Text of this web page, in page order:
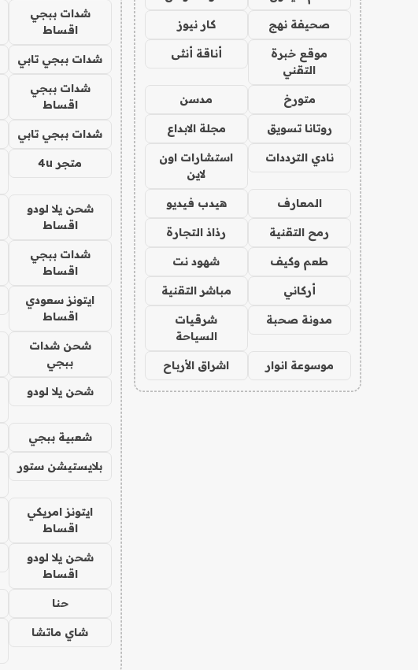
صحيفة نهج كار نيوز
موقع خبرة
التقني
أناقة أنثى
متورخ مدسن
روتانا تسويق مجلة الابداع
نادي الترددات
استشارات اون
لاين
المعارف هيدب فيديو
رمح التقنية رذاذ التجارة
طعم وكيف شهود نت
أركاني مباشر التقنية
مدونة صحبة
شرقيات
السياحة
موسوعة انوار اشراق الأرباح
شدات ببجي
اقساط
شدات ببجي تابي
شدات ببجي
اقساط
شدات ببجي تابي
متجر 4u
شحن يلا لودو
اقساط
شدات ببجي
اقساط
ايتونز سعودي
اقساط
شحن شدات
ببجي
شحن يلا لودو
شعبية ببجي
بلايستيشن ستور
ايتونز امريكي
اقساط
شحن يلا لودو
اقساط
حنا
شاي ماتشا